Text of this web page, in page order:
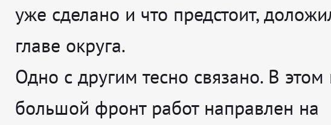
уже сделано и что предстоит,
главе округа.
Одно с другим тесно связано. В этом
большой фронт работ направлен на